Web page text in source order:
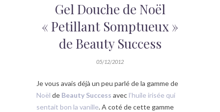
Gel Douche de Noël
« Petillant Somptueux »
de Beauty Success
05/12/2012
Je vous avais déjà un peu parlé de la gamme de
Noël de Beauty Success avec l’huile irisée qui
sentait bon la vanille. A coté de cette gamme